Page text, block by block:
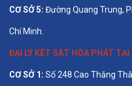
CƠ SỞ 5: Đường Quang Trung,
Chí Minh.
ĐẠI LÝ KÉT SẮT HÒA PHÁT TẠI
CƠ SỞ 1: Số 248 Cao Thắng